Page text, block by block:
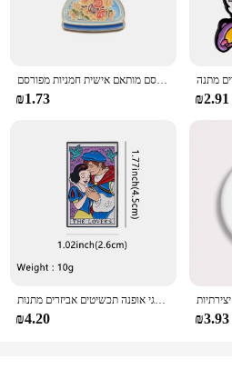
שמן ציור שמן קיר מופשט הלילה סיכות אמייל שמים סמל חמניות מפורסם מותאם אישית חמניות מפורסם
₪1.73 ₪2.91
נסיכה מצוירת סדרת סיכות אמייל בגדים חמוד תיק דש תגי אופנה תכשיטים אביזרים מתנות
₪4.20 ₪3.93